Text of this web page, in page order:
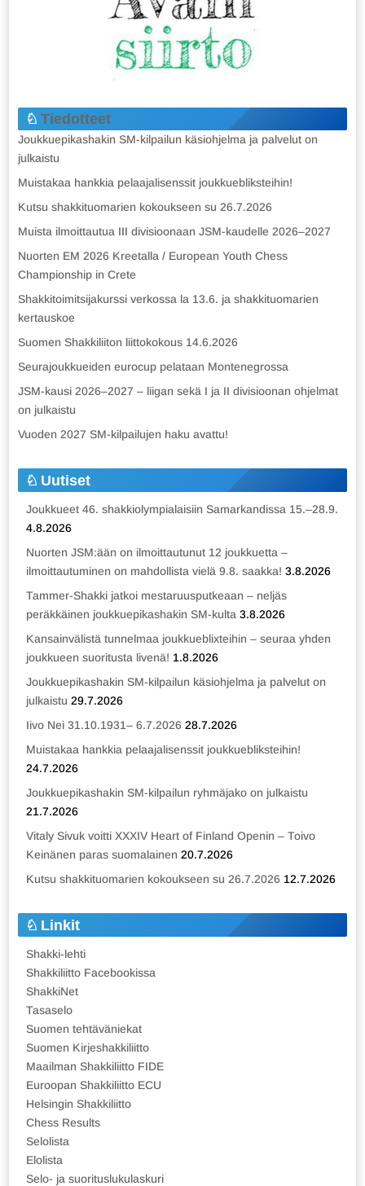
Tiedotteet
Joukkuepikashakin SM-kilpailun käsiohjelma ja palvelut on
julkaistu
Muistakaa hankkia pelaajalisenssit joukkuebliksteihin!
Kutsu shakkituomarien kokoukseen su 26.7.2026
Muista ilmoittautua III divisioonaan JSM-kaudelle 2026–2027
Nuorten EM 2026 Kreetalla / European Youth Chess
Championship in Crete
Shakkitoimitsijakurssi verkossa la 13.6. ja shakkituomarien
kertauskoe
Suomen Shakkiliiton liittokokous 14.6.2026
Seurajoukkueiden eurocup pelataan Montenegrossa
JSM-kausi 2026–2027 – liigan sekä I ja II divisioonan ohjelmat
on julkaistu
Vuoden 2027 SM-kilpailujen haku avattu!
Uutiset
Joukkueet 46. shakkiolympialaisiin Samarkandissa 15.–28.9.
4.8.2026
Nuorten JSM:ään on ilmoittautunut 12 joukkuetta –
ilmoittautuminen on mahdollista vielä 9.8. saakka! 3.8.2026
Tammer-Shakki jatkoi mestaruusputkeaan – neljäs
peräkkäinen joukkuepikashakin SM-kulta 3.8.2026
Kansainvälistä tunnelmaa joukkueblixteihin – seuraa yhden
joukkueen suoritusta livenä! 1.8.2026
Joukkuepikashakin SM-kilpailun käsiohjelma ja palvelut on
julkaistu 29.7.2026
Iivo Nei 31.10.1931– 6.7.2026 28.7.2026
Muistakaa hankkia pelaajalisenssit joukkuebliksteihin!
24.7.2026
Joukkuepikashakin SM-kilpailun ryhmäjako on julkaistu
21.7.2026
Vitaly Sivuk voitti XXXIV Heart of Finland Openin – Toivo
Keinänen paras suomalainen 20.7.2026
Kutsu shakkituomarien kokoukseen su 26.7.2026 12.7.2026
Linkit
Shakki-lehti
Shakkiliitto Facebookissa
ShakkiNet
Tasaselo
Suomen tehtäväniekat
Suomen Kirjeshakkiliitto
Maailman Shakkiliitto FIDE
Euroopan Shakkiliitto ECU
Helsingin Shakkiliitto
Chess Results
Selolista
Elolista
Selo- ja suorituslukulaskuri